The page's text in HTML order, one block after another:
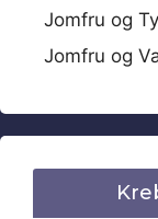
Jomfru og
Jomfru og